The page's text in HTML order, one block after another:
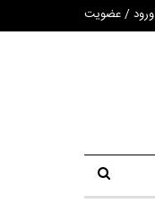
ورود / عضویت